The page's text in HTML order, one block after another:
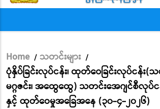
Breadcrumb
Home / သတင်းများ /
ပုံနှိပ်ခြင်းလုပ်ငန်း၊ ထုတ်ဝေခြင်းလုပ်ငန်း(သ
မဂ္ဂဇင်း၊ အထွေထွေ) သတင်းအေဂျင်စီလုပ်င
နှင့် ထုတ်ဝေမှုအခြေအနေ (၃၀-၄-၂၀၂၆)